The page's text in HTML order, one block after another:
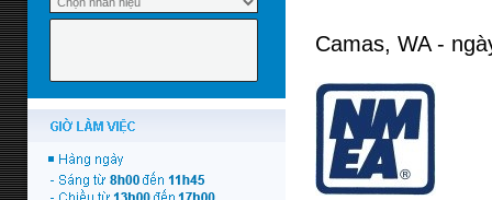
Camas, WA -